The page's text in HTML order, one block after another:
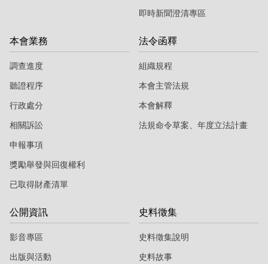
即時新聞澄清專區
本會業務
調查進度
聽證程序
行政處分
相關訴訟
申報事項
獎勵舉發與回復權利
已取得財產清單
法令函釋
組織規程
本會主管法規
本會解釋
法規命令草案、年度立法計畫
公開資訊
影音專區
出版與活動
史料徵集
史料徵集說明
史料故事